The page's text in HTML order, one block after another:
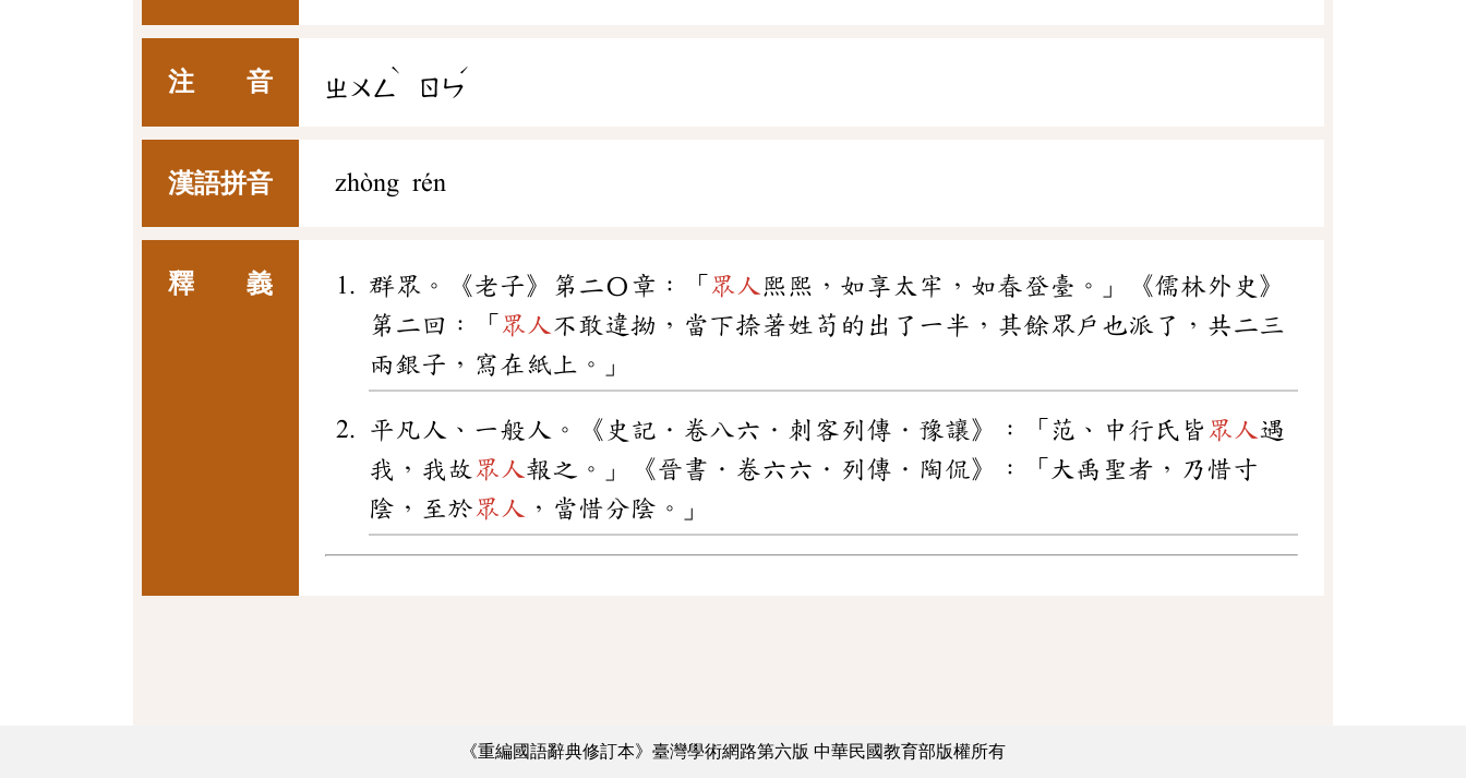
注 音 ㄓㄨㄥ
ˋ
ㄖㄣ
ˊ
漢語拼音 zhòng rén
釋 義 群眾。《老子》第二〇章：「 眾人 熙熙，如享太牢，如春登臺。」《儒林外史》
第二回：「 眾人不敢違拗，當下捺著姓苟的出了一半，其餘眾戶也派了，共二三
兩銀子，寫在紙上。」
平凡人、一般人。《史記．卷八六．刺客列傳．豫讓》：「范、中行氏皆 眾人遇
我，我故 眾人報之。」《晉書．卷六六．列傳．陶侃》：「大禹聖者，乃惜寸
陰，至於眾人 ，當惜分陰。」
《重編國語辭典修訂本》臺灣學術網路第六版 中華民國教育部版權所有